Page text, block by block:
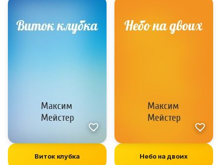
Виток клубка Небо на двоих